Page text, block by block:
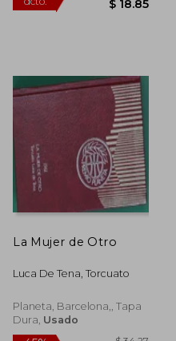
La Mujer de Otro
Luca De Tena, Torcuato
Planeta, Barcelona,, Tapa
Dura, Usado